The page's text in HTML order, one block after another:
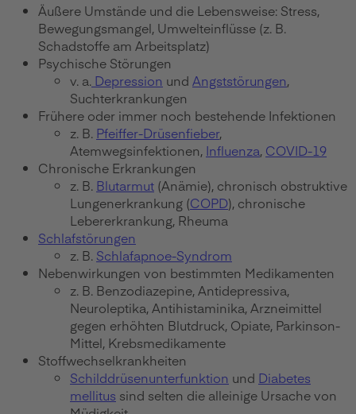
Äußere Umstände und die Lebensweise: Stress,
Bewegungsmangel, Umwelteinflüsse (z. B.
Schadstoffe am Arbeitsplatz)
Psychische Störungen
v. a. Depression und Angststörungen,
Suchterkrankungen
Frühere oder immer noch bestehende Infektionen
z. B. Pfeiffer-Drüsenfieber,
Atemwegsinfektionen, Influenza, COVID-19
Chronische Erkrankungen
z. B. Blutarmut (Anämie), chronisch obstruktive
Lungenerkrankung (COPD), chronische
Lebererkrankung, Rheuma
Schlafstörungen
z. B. Schlafapnoe-Syndrom
Nebenwirkungen von bestimmten Medikamenten
z. B. Benzodiazepine, Antidepressiva,
Neuroleptika, Antihistaminika, Arzneimittel
gegen erhöhten Blutdruck, Opiate, Parkinson-
Mittel, Krebsmedikamente
Stoffwechselkrankheiten
Schilddrüsenunterfunktion und Diabetes
mellitus sind selten die alleinige Ursache von